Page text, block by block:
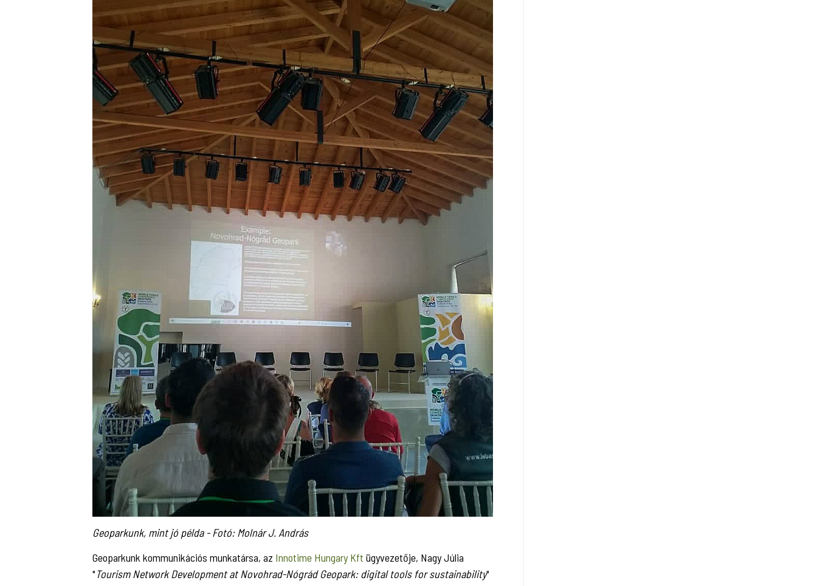
Geoparkunk, mint jó példa - Fotó: Molnár J. András
Geoparkunk kommunikációs munkatársa, az Innotime Hungary Kft ügyvezetője, Nagy Júlia
"Tourism Network Development at Novohrad-Nógrád Geopark: digital tools for sustainability"